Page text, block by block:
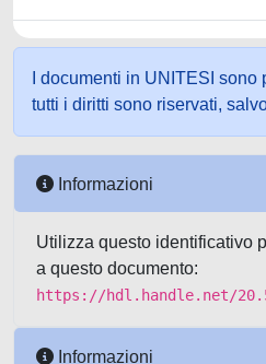
I documenti in UNITESI
tutti i diritti sono riservati,
Informazioni
Utilizza questo identificativo
a questo documento:
https://hdl.handle.net/
Informazioni